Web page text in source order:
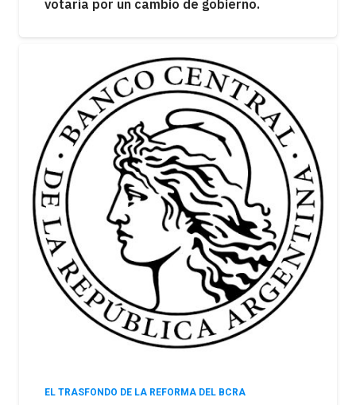
votaría por un cambio de gobierno.
EL TRASFONDO DE LA REFORMA DEL BCRA